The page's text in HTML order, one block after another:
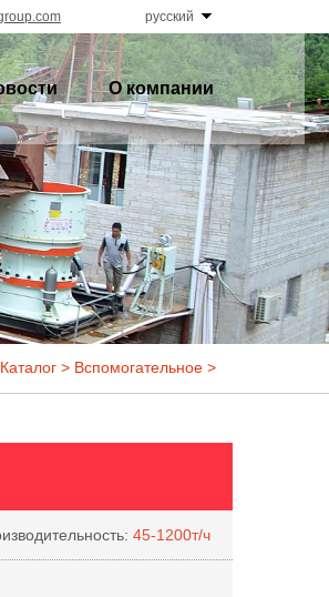
русский
О компании
Каталог > Вспомогательное >
45-1200т/ч